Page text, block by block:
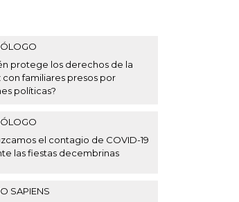
protege los derechos de la
con familiares presos por
políticas?
el contagio de COVID-19
las fiestas decembrinas
SAPIENS